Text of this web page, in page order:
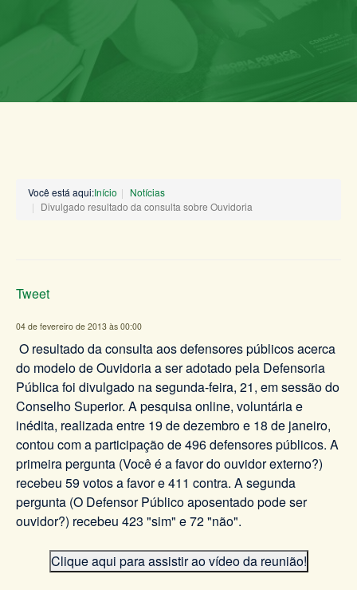
Você está aqui:Início
Notícias
Divulgado resultado da consulta sobre Ouvidoria
Tweet
04 de fevereiro de 2013 às 00:00
O resultado da consulta aos defensores públicos acerca
do modelo de Ouvidoria a ser adotado pela Defensoria
Pública foi divulgado na segunda-feira, 21, em sessão do
Conselho Superior. A pesquisa online, voluntária e
inédita, realizada entre 19 de dezembro e 18 de janeiro,
contou com a participação de 496 defensores públicos. A
primeira pergunta (Você é a favor do ouvidor externo?)
recebeu 59 votos a favor e 411 contra. A segunda
pergunta (O Defensor Público aposentado pode ser
ouvidor?) recebeu 423 "sim" e 72 "não".
Clique aqui para assistir ao vídeo da reunião!